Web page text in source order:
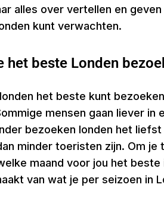
alles over vertellen en
kunt verwachten.
het beste Londen
het beste kunt
mensen gaan liever in
bezoeken londen het
minder toeristen zijn. Om je
maand voor jou het
van wat je per seizoen in